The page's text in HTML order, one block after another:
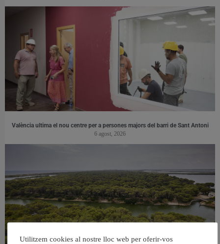
València ultima el nou centre per a persones majors del barri de Sant Antoni
6 agost, 2026
Utilitzem cookies al nostre lloc web per oferir-vos